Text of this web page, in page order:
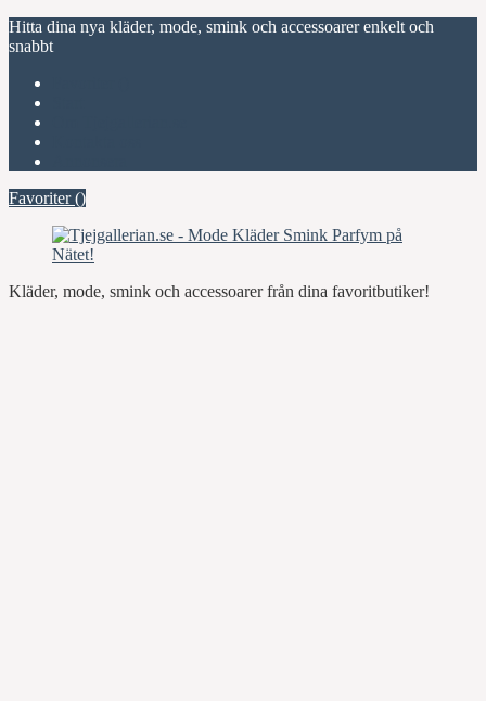
Hitta dina nya kläder, mode, smink och accessoarer enkelt och
snabbt
Favoriter ()
Kläder, mode, smink och accessoarer från dina favoritbutiker!